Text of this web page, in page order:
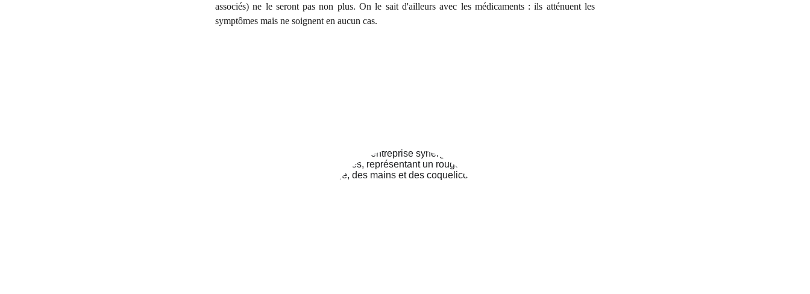
associés) ne le seront pas non plus. On le sait d'ailleurs avec les médicaments : ils atténuent les
symptômes mais ne soignent en aucun cas.